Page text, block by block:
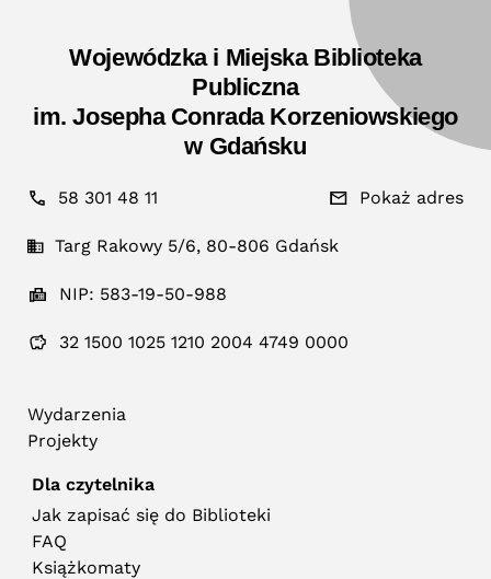
Wojewódzka i Miejska Biblioteka
Publiczna
im. Josepha Conrada Korzeniowskiego
w Gdańsku
58 301 48 11 Pokaż adres
Targ Rakowy 5/6, 80-806 Gdańsk
NIP: 583-19-50-988
32 1500 1025 1210 2004 4749 0000
Wydarzenia
Projekty
Dla czytelnika
Jak zapisać się do Biblioteki
FAQ
Książkomaty